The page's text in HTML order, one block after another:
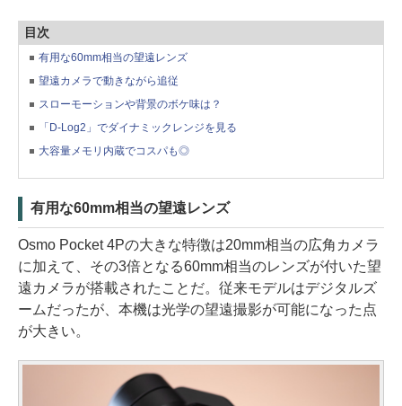
目次
有用な60mm相当の望遠レンズ
望遠カメラで動きながら追従
スローモーションや背景のボケ味は？
「D-Log2」でダイナミックレンジを見る
大容量メモリ内蔵でコスパも◎
有用な60mm相当の望遠レンズ
Osmo Pocket 4Pの大きな特徴は20mm相当の広角カメラ
に加えて、その3倍となる60mm相当のレンズが付いた望
遠カメラが搭載されたことだ。従来モデルはデジタルズ
ームだったが、本機は光学の望遠撮影が可能になった点
が大きい。